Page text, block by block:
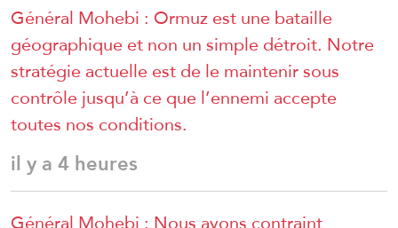
Général Mohebi : Ormuz est une bataille
géographique et non un simple détroit. Notre
stratégie actuelle est de le maintenir sous
contrôle jusqu’à ce que l’ennemi accepte
toutes nos conditions.
il y a 4 heures